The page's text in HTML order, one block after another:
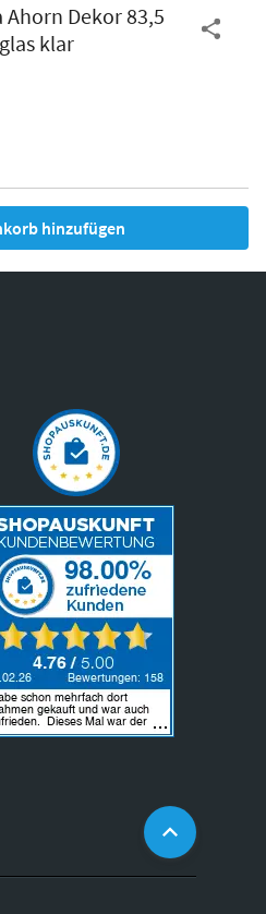
Burgund
Ahorn Dekor 83,5
klar
hinzufügen